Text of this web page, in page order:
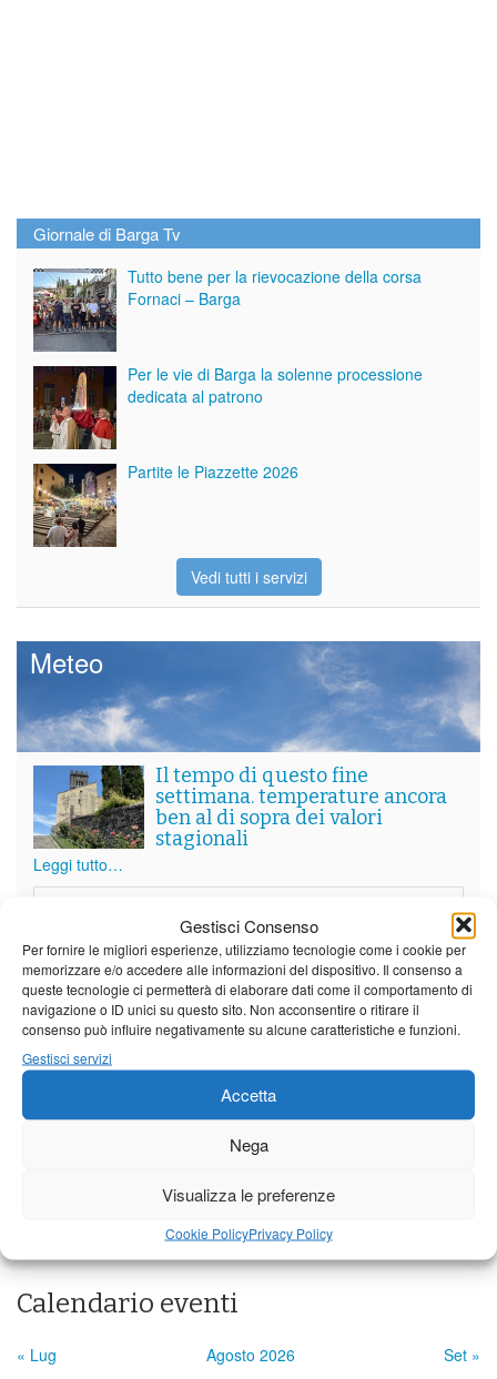
Gestisci Consenso
Per fornire le migliori esperienze, utilizziamo tecnologie come i cookie per
memorizzare e/o accedere alle informazioni del dispositivo. Il consenso a
queste tecnologie ci permetterà di elaborare dati come il comportamento di
navigazione o ID unici su questo sito. Non acconsentire o ritirare il
consenso può influire negativamente su alcune caratteristiche e funzioni.
Gestisci servizi
Accetta
Nega
Visualizza le preferenze
Cookie PolicyPrivacy Policy
Giornale di Barga Tv
Tutto bene per la rievocazione della corsa
Fornaci – Barga
Per le vie di Barga la solenne processione
dedicata al patrono
Partite le Piazzette 2026
Vedi tutti i servizi
Meteo
Il tempo di questo fine
settimana. temperature ancora
ben al di sopra dei valori
stagionali
Leggi tutto…
Borgo a Mozzano
23°C 22°C 36°C 21°C 37°C
Barga
Previsioni a cura di:
Calendario eventi
« Lug Agosto 2026
Set »